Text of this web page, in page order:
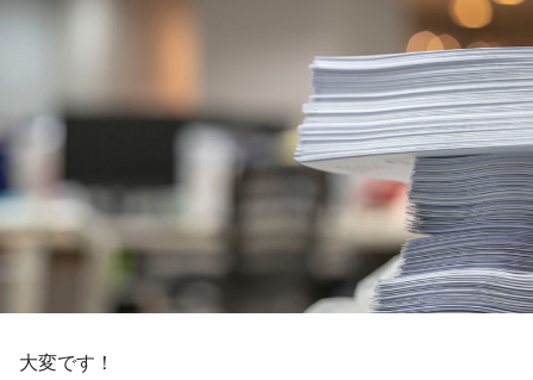
大変です！